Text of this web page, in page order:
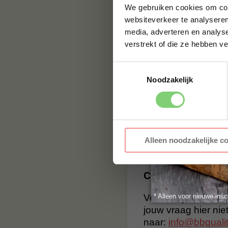
We gebruiken cookies om
websiteverkeer te
media, adverteren en
verstrekt of die ze hebben
Noodzakelijk
Alleen noodzakelijke
feestdagen.
Hertenvlees
vlees wordt vaak
uitgebreide menu
hertenbiefstuk ook
BBQuality
smaak, maar met
smaak brengen.
BBQuality!
Contact
Voor vragen of
jouw vraag hier
naar:
* Alleen voor nieuwe